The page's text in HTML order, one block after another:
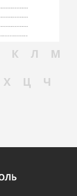
К Л
М
Х Ц
Ч